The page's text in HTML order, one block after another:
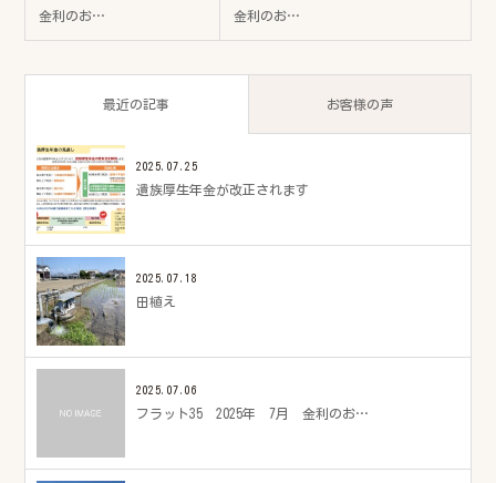
金利のお…
金利のお…
最近の記事 お客様の声
2025.07.25
遺族厚生年金が改正されます
2025.07.18
田植え
2025.07.06
フラット35 2025年 7月 金利のお…